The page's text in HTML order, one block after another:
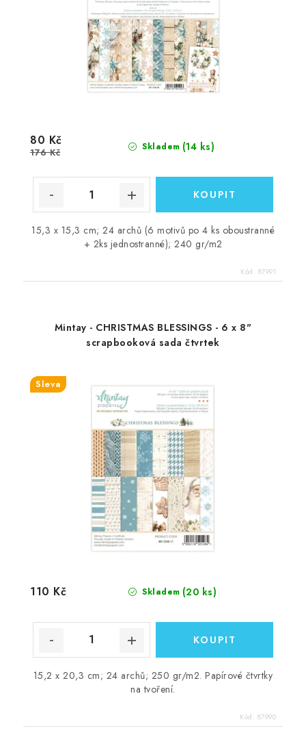
Skladem (14 ks)
80 Kč
176 Kč
15,3 x 15,3 cm; 24 archů (6 motivů po 4 ks oboustranné
+ 2ks jednostranné); 240 gr/m2
Kód: 87991
Mintay - CHRISTMAS BLESSINGS - 6 x 8"
scrapbooková sada čtvrtek
Sleva
Skladem (20 ks)
110 Kč
15,2 x 20,3 cm; 24 archů; 250 gr/m2. Papírové čtvrtky
na tvoření.
Kód: 87990